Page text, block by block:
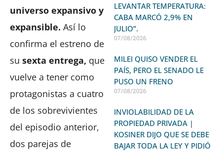
universo expansivo y
expansible. Así lo
confirma el estreno de
su sexta entrega, que
vuelve a tener como
protagonistas a cuatro
de los sobrevivientes
del episodio anterior,
dos parejas de
LEVANTAR TEMPERATURA:
CABA MARCÓ 2,9% EN
JULIO”.
07/08/2026
MILEI QUISO VENDER EL
PAÍS, PERO EL SENADO LE
PUSO UN FRENO
07/08/2026
INVIOLABILIDAD DE LA
PROPIEDAD PRIVADA |
KOSINER DIJO QUE SE DEBE
BAJAR TODA LA LEY Y PIDIÓ